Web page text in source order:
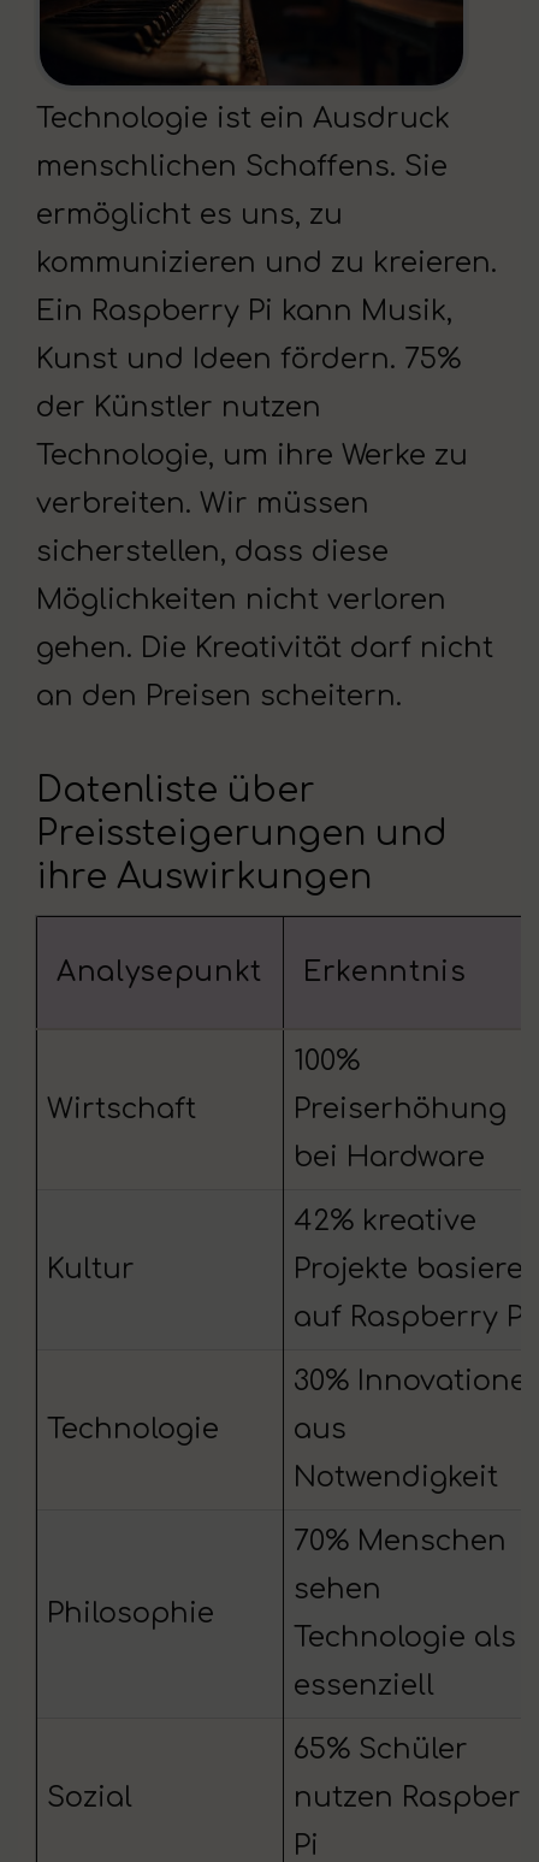
Technologie ist ein Ausdruck
menschlichen Schaffens. Sie
ermöglicht es uns, zu
kommunizieren und zu kreieren.
Ein Raspberry Pi kann Musik,
Kunst und Ideen fördern. 75%
der Künstler nutzen
Technologie, um ihre Werke zu
verbreiten. Wir müssen
sicherstellen, dass diese
Möglichkeiten nicht verloren
gehen. Die Kreativität darf nicht
an den Preisen scheitern.
Datenliste über
Preissteigerungen und
ihre Auswirkungen
Analysepunkt Erkenntnis
Wirtschaft
100%
Preiserhöhung
bei Hardware
Kultur
42% kreative
Projekte
auf Raspberry Pi
Technologie
30%
aus
Notwendigkeit
Philosophie
70% Menschen
sehen
Technologie als
essenziell
Sozial
65% Schüler
nutzen
Pi